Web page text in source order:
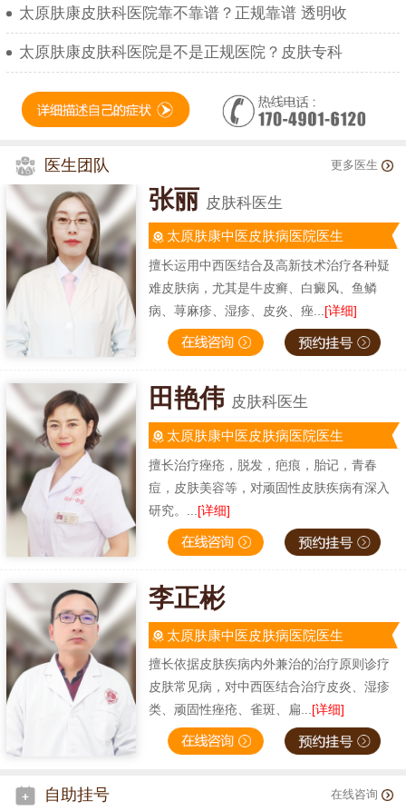
太原肤康皮肤科医院靠不靠谱？正规靠谱 透明收
太原肤康皮肤科医院是不是正规医院？皮肤专科
医生团队 更多医生
张丽 皮肤科医生
太原肤康中医皮肤病医院医生
擅长运用中西医结合及高新技术治疗各种疑
难皮肤病，尤其是牛皮癣、白癜风、鱼鳞
病、荨麻疹、湿疹、皮炎、痤... [详细]
田艳伟 皮肤科医生
太原肤康中医皮肤病医院医生
擅长治疗痤疮，脱发，疤痕，胎记，青春
痘，皮肤美容等，对顽固性皮肤疾病有深入
研究。... [详细]
李正彬
太原肤康中医皮肤病医院医生
擅长依据皮肤疾病内外兼治的治疗原则诊疗
皮肤常见病，对中西医结合治疗皮炎、湿疹
类、顽固性痤疮、雀斑、扁...[详细]
自助挂号 在线咨询